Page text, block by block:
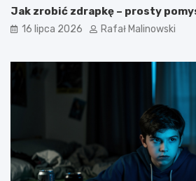
Jak zrobić zdrapkę – prosty
16 lipca 2026 Rafał Malinowski